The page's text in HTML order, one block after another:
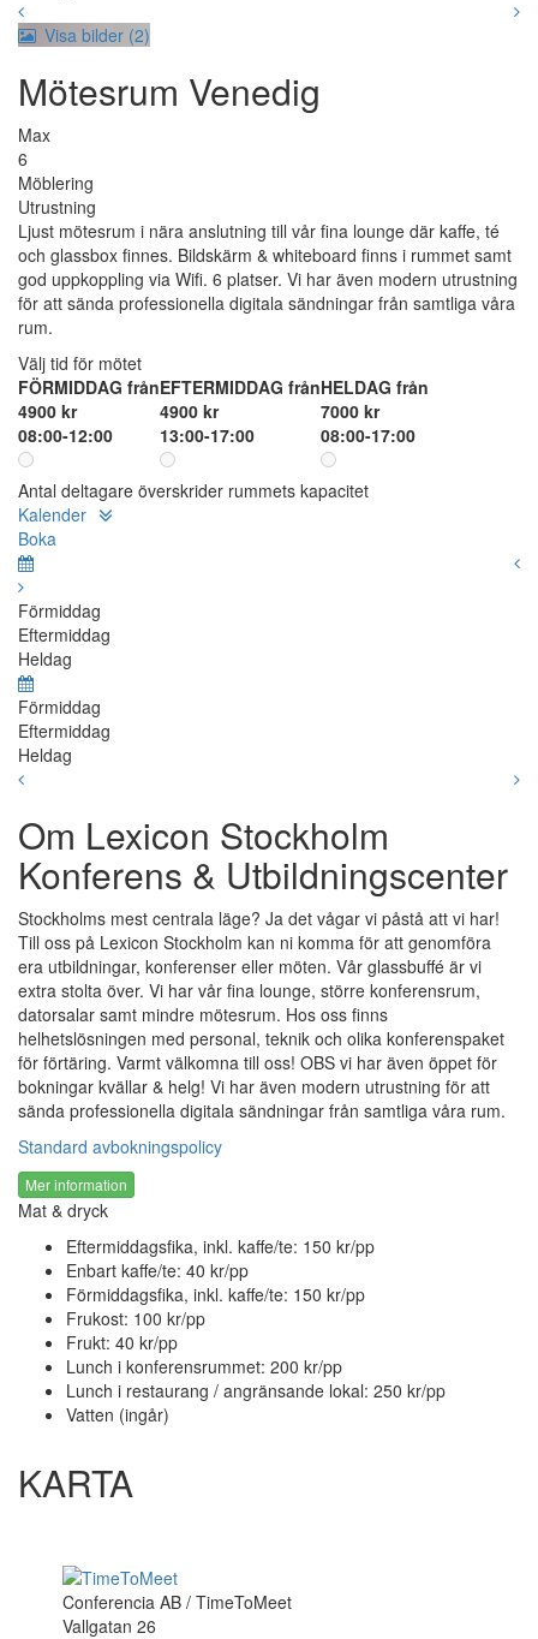
Visa bilder (2)
Mötesrum Venedig
Max
6
Möblering
Utrustning
Ljust mötesrum i nära anslutning till vår fina lounge där kaffe, té
och glassbox finnes. Bildskärm & whiteboard finns i rummet samt
god uppkoppling via Wifi. 6 platser. Vi har även modern utrustning
för att sända professionella digitala sändningar från samtliga våra
rum.
Välj tid för mötet
FÖRMIDDAG från
4900 kr
08:00-12:00
EFTERMIDDAG från
4900 kr
13:00-17:00
HELDAG från
7000 kr
08:00-17:00
Antal deltagare överskrider rummets kapacitet
Kalender
Boka
Förmiddag
Eftermiddag
Heldag
Förmiddag
Eftermiddag
Heldag
Om Lexicon Stockholm
Konferens & Utbildningscenter
Stockholms mest centrala läge? Ja det vågar vi påstå att vi har!
Till oss på Lexicon Stockholm kan ni komma för att genomföra
era utbildningar, konferenser eller möten. Vår glassbuffé är vi
extra stolta över. Vi har vår fina lounge, större konferensrum,
datorsalar samt mindre mötesrum. Hos oss finns
helhetslösningen med personal, teknik och olika konferenspaket
för förtäring. Varmt välkomna till oss! OBS vi har även öppet för
bokningar kvällar & helg! Vi har även modern utrustning för att
sända professionella digitala sändningar från samtliga våra rum.
Standard avbokningspolicy
Mer information
Mat & dryck
Eftermiddagsfika, inkl. kaffe/te: 150 kr/pp
Enbart kaffe/te: 40 kr/pp
Förmiddagsfika, inkl. kaffe/te: 150 kr/pp
Frukost: 100 kr/pp
Frukt: 40 kr/pp
Lunch i konferensrummet: 200 kr/pp
Lunch i restaurang / angränsande lokal: 250 kr/pp
Vatten (ingår)
KARTA
Conferencia AB / TimeToMeet
Vallgatan 26